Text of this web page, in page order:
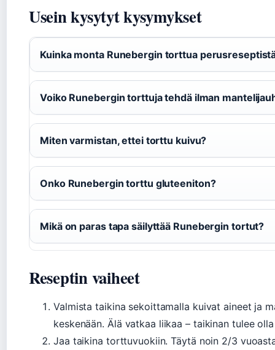
Usein kysytyt kysymykset
Kuinka monta Runebergin torttua
Voiko Runebergin torttuja tehdä ilman
Miten varmistan, ettei torttu kuivu?
Onko Runebergin torttu gluteeniton?
Mikä on paras tapa säilyttää Runebergin tortut?
Reseptin vaiheet
Valmista taikina sekoittamalla kuivat aineet ja
keskenään. Älä vatkaa liikaa – taikinan tulee
Jaa taikina torttuvuokiin. Täytä noin 2/3